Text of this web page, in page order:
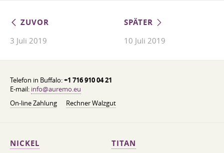
ZUVOR
3 Juli 2019
SPÄTER
10 Juli 2019
Telefon in Buffalo:+1 716 910 04 21
E-mail: info@auremo.eu
On-line Zahlung
Rechner Walzgut
NICKEL TITAN